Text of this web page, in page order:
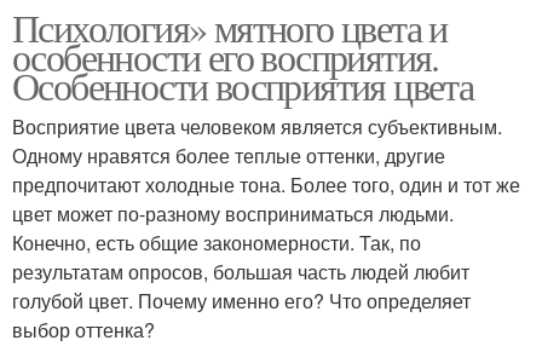
Психология» мятного цвета и
особенности его восприятия.
Особенности восприятия цвета
Восприятие цвета человеком является субъективным.
Одному нравятся более теплые оттенки, другие
предпочитают холодные тона. Более того, один и тот же
цвет может по-разному восприниматься людьми.
Конечно, есть общие закономерности. Так, по
результатам опросов, большая часть людей любит
голубой цвет. Почему именно его? Что определяет
выбор оттенка?